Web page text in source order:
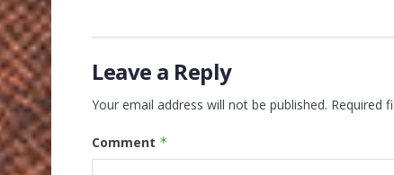
Leave a Reply
Your email address will not be published. Required
Comment *